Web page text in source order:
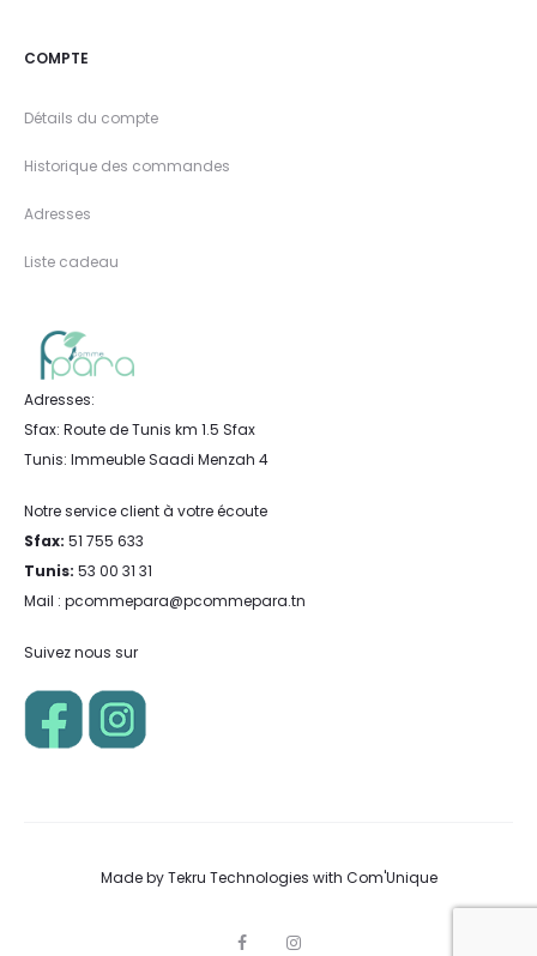
COMPTE
Détails du compte
Historique des commandes
Adresses
Liste cadeau
Adresses:
Sfax: Route de Tunis km 1.5 Sfax
Tunis: Immeuble Saadi Menzah 4
Notre service client à votre écoute
Sfax: 51 755 633
Tunis: 53 00 31 31
Mail : pcommepara@pcommepara.tn
Suivez nous sur
Made byTekru Technologies with Com'Unique
F
I